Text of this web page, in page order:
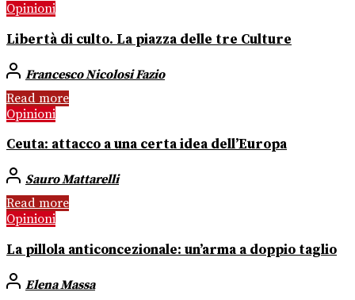
Opinioni
Libertà di culto. La piazza delle tre Culture
Francesco Nicolosi Fazio
Read more
Opinioni
Ceuta: attacco a una certa idea dell’Europa
Sauro Mattarelli
Read more
Opinioni
La pillola anticoncezionale: un’arma a doppio taglio
Elena Massa